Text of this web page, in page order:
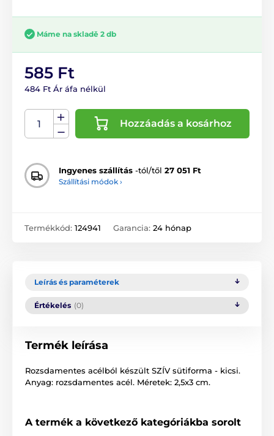
Máme na skladě 2 db
585 Ft
484 Ft Ár áfa nélkül
Hozzáadás a kosárhoz
Ingyenes szállítás -tól/től 27 051 Ft
Szállítási módok ›
Termékkód: 124941 Garancia: 24 hónap
Leírás és paraméterek
Értékelés (0)
Termék leírása
Rozsdamentes acélból készült SZÍV sütiforma - kicsi.
Anyag: rozsdamentes acél. Méretek: 2,5x3 cm.
A termék a következő kategóriákba sorolt